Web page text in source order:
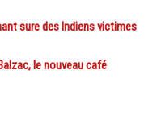
sure des Indiens victimes
le nouveau café